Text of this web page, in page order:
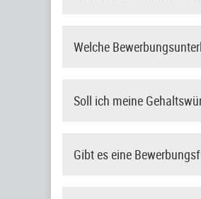
Welche
Soll ich meine
Gibt es eine